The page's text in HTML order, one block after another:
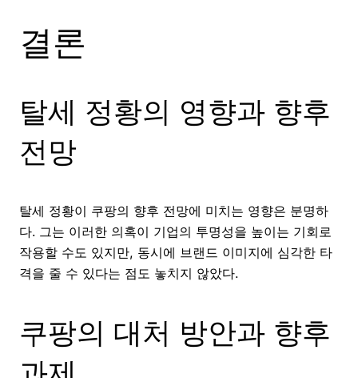
결론
탈세 정황의 영향과 향후
전망
탈세 정황이 쿠팡의 향후 전망에 미치는 영향은 분명하
다. 그는 이러한 의혹이 기업의 투명성을 높이는 기회로
작용할 수도 있지만, 동시에 브랜드 이미지에 심각한 타
격을 줄 수 있다는 점도 놓치지 않았다.
쿠팡의 대처 방안과 향후